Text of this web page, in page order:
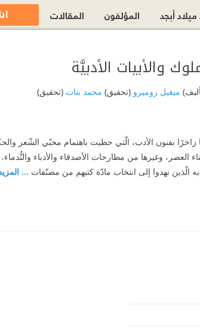
والأبيات الأدبيَّة
ميغيل روميرو(تحقيق) محمد بنات(تحقيق)
بفنون الأدب، الّتي حظيت باهتمام محبّي الشّعر
العصر، وغيرها من مطارحات الأصدقاء والأدباء والنُّدماء.
الّذين نهدوا إلى انتخاب مادّة كتبهم من مصنّفات ...
أبجد المؤلفون المقالات